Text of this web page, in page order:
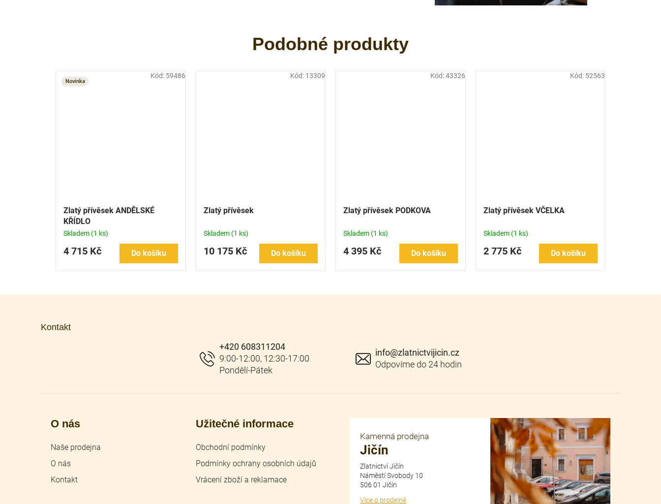
Novinka
Zlatý přívěsek ANDĚLSKÉ
KŘÍDLO
Skladem (1 ks)
4 715 Kč Do košíku
Kód: 59486
Zlatý přívěsek
Skladem (1 ks)
10 175 Kč Do košíku
Kód: 13309
Zlatý přívěsek PODKOVA
Skladem (1 ks)
4 395 Kč Do košíku
Kód:43326
Zlatý přívěsek VČELKA
Skladem (1 ks)
2 775 Kč Do košíku
Kód: 52563
Kontakt
info@zlatnictvijicin.cz
+420 608311204
O nás
Naše prodejna
O nás
Kontakt
Užitečné informace
Obchodní podmínky
Podmínky ochrany osobních údajů
Vrácení zboží a reklamace
Kamenná prodejna
Jičín
Zlatnictví Jičín
Náměstí Svobody 10
506 01 Jičín
Více o prodejně